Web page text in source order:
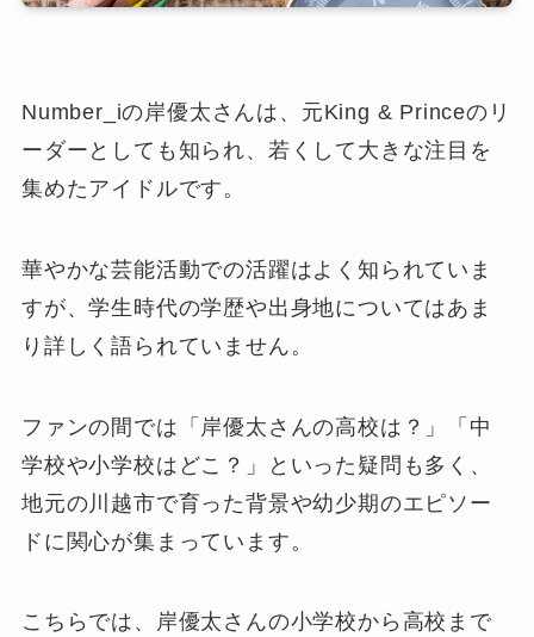
Number_iの岸優太さんは、元King & Princeのリ
ーダーとしても知られ、若くして大きな注目を
集めたアイドルです。
華やかな芸能活動での活躍はよく知られていま
すが、学生時代の学歴や出身地についてはあま
り詳しく語られていません。
ファンの間では「岸優太さんの高校は？」「中
学校や小学校はどこ？」といった疑問も多く、
地元の川越市で育った背景や幼少期のエピソー
ドに関心が集まっています。
こちらでは、岸優太さんの小学校から高校まで